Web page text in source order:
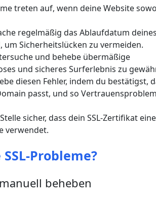
treten auf, wenn deine Website
regelmäßig das Ablaufdatum deines
Sicherheitslücken zu vermeiden.
und behebe übermäßige
und sicheres Surferlebnis zu
diesen Fehler, indem du bestätigst,
passt, und so
Stelle sicher, dass dein SSL-Zertifikat
verwendet.
Probleme?
beheben